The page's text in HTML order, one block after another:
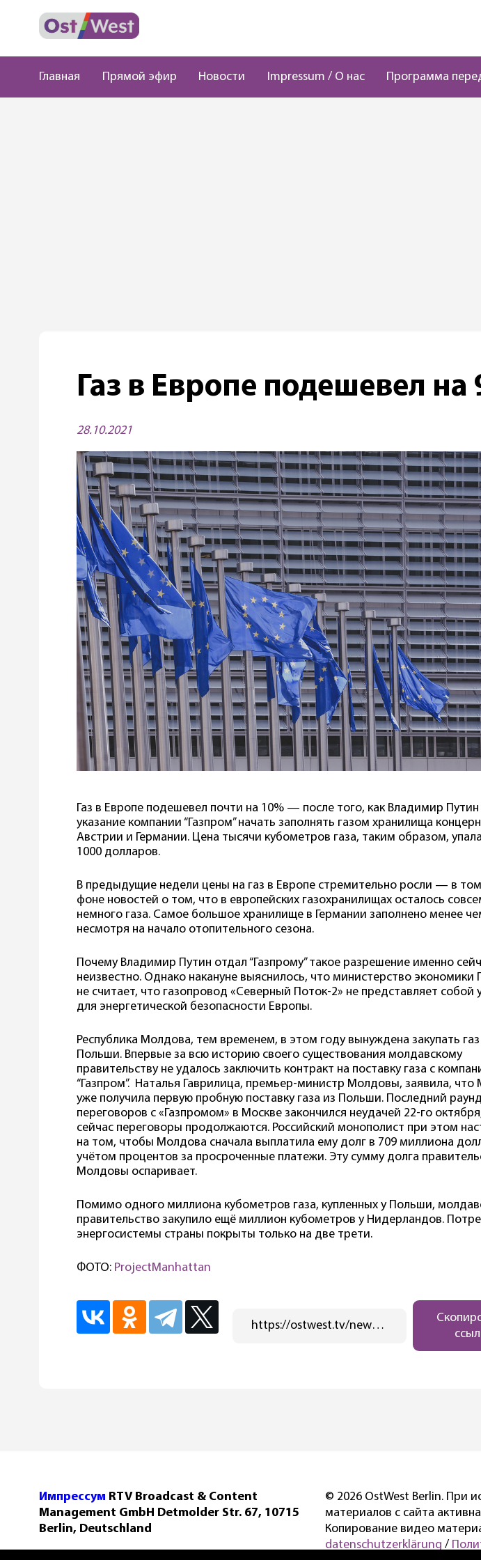
Главная Прямой эфир Новости Impressum / О нас Программа
Газ в Европе подешевел на
28.10.2021
Газ в Европе подешевел почти на 10% — после того, как Владимир
указание компании “Газпром” начать заполнять газом хранилища
Австрии и Германии. Цена тысячи кубометров газа, таким образом,
1000 долларов.
В предыдущие недели цены на газ в Европе стремительно росли — в
фоне новостей о том, что в европейских газохранилищах осталось
немного газа. Самое большое хранилище в Германии заполнено менее
несмотря на начало отопительного сезона.
Почему Владимир Путин отдал “Газпрому” такое разрешение именно
неизвестно. Однако накануне выяснилось, что министерство экономики
не считает, что газопровод «Северный Поток-2» не представляет собой
для энергетической безопасности Европы.
Республика Молдова, тем временем, в этом году вынуждена закупать газ
Польши. Впервые за всю историю своего существования молдавскому
правительству не удалось заключить контракт на поставку газа с
“Газпром”. Наталья Гаврилица, премьер-министр Молдовы, заявила, что
уже получила первую пробную поставку газа из Польши. Последний раунд
переговоров с «Газпромом» в Москве закончился неудачей 22-го
сейчас переговоры продолжаются. Российский монополист при этом
на том, чтобы Молдова сначала выплатила ему долг в 709 миллиона
учётом процентов за просроченные платежи. Эту сумму долга
Молдовы оспаривает.
Помимо одного миллиона кубометров газа, купленных у Польши,
правительство закупило ещё миллион кубометров у Нидерландов.
энергосистемы страны покрыты только на две трети.
ФОТО: ProjectManhattan
https://ostwest.tv/news/gaz-v-evrope-podeshevel-na-9/
Импрессум RTV Broadcast & Content
Management GmbH Detmolder Str. 67, 10715
Berlin, Deutschland
© 2026 OstWest Berlin. При
материалов с сайта
Копирование видео
datenschutzerklärung /